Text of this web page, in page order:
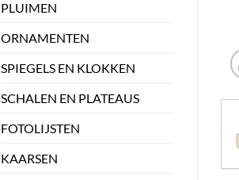
PLUIMEN
ORNAMENTEN
SPIEGELS EN KLOKKEN
SCHALEN EN PLATEAUS
FOTOLIJSTEN
KAARSEN